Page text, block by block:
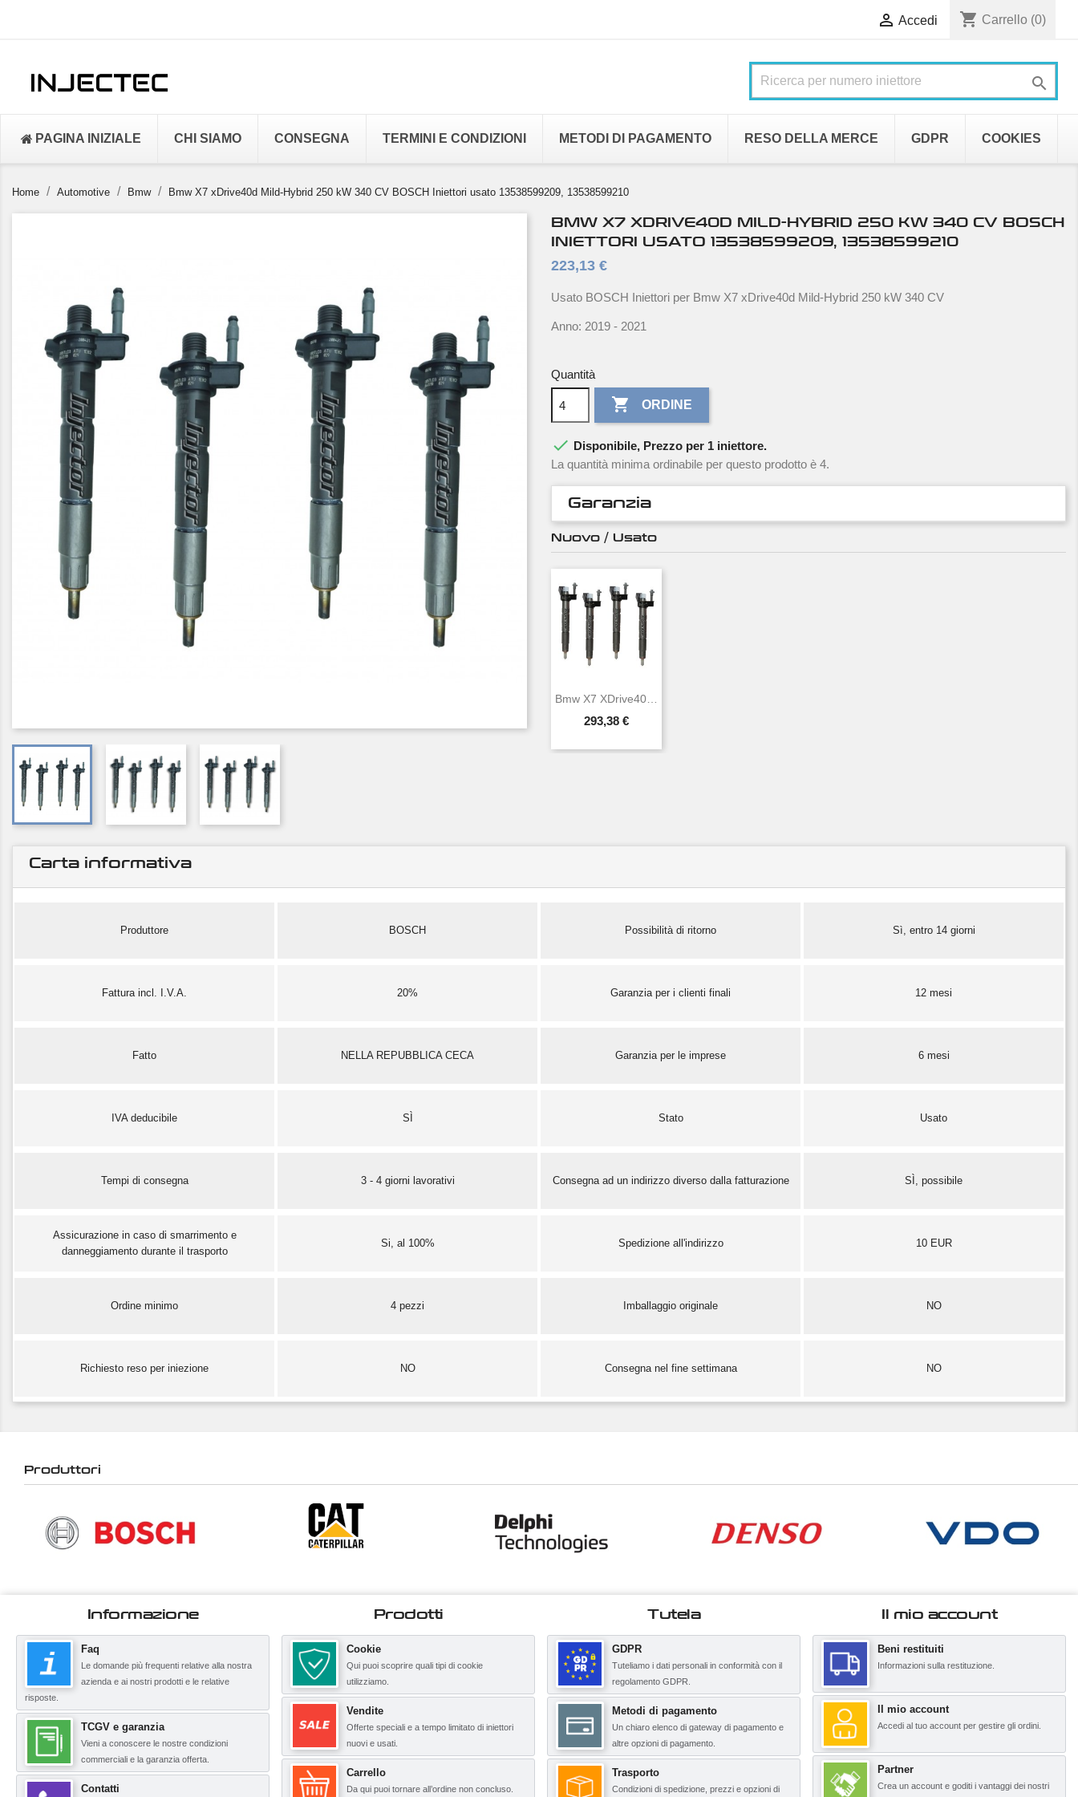
 Accedi shopping_cart Carrello (0)

PAGINA INIZIALE CHI SIAMO CONSEGNA TERMINI E CONDIZIONI METODI DI PAGAMENTO RESO DELLA MERCE GDPR COOKIES
Home Automotive Bmw Bmw X7 xDrive40d Mild-Hybrid 250 kW 340 CV BOSCH Iniettori usato 13538599209, 13538599210
BMW X7 XDRIVE40D MILD-HYBRID 250 KW 340 CV BOSCH
INIETTORI USATO 13538599209, 13538599210
223,13 €
Usato BOSCH Iniettori per Bmw X7 xDrive40d Mild-Hybrid 250 kW 340 CV
Anno: 2019 - 2021
Quantità
 ORDINE
 Disponibile, Prezzo per 1 iniettore.
La quantità minima ordinabile per questo prodotto è 4.
Garanzia
Nuovo / Usato
293,38 €
Carta informativa
Produttore BOSCH Possibilità di ritorno Sì, entro 14 giorni
Fattura incl. I.V.A. 20% Garanzia per i clienti finali 12 mesi
Fatto NELLA REPUBBLICA CECA Garanzia per le imprese 6 mesi
IVA deducibile SÌ Stato Usato
Tempi di consegna 3 - 4 giorni lavorativi Consegna ad un indirizzo diverso dalla fatturazione SÌ, possibile
Assicurazione in caso di smarrimento e
danneggiamento durante il trasporto
Si, al 100% Spedizione all'indirizzo 10 EUR
Ordine minimo 4 pezzi Imballaggio originale NO
Richiesto reso per iniezione NO Consegna nel fine settimana NO
Produttori
Informazione
Faq
Le domande più frequenti relative alla nostra
azienda e ai nostri prodotti e le relative
risposte.
TCGV e garanzia
Vieni a conoscere le nostre condizioni
commerciali e la garanzia offerta.
Contatti
Prodotti
Cookie
Qui puoi scoprire quali tipi di cookie
utilizziamo.
Vendite
Offerte speciali e a tempo limitato di iniettori
nuovi e usati.
Carrello
Da qui puoi tornare all’ordine non concluso.
Tutela
GDPR
Tuteliamo i dati personali in conformità con il
regolamento GDPR.
Metodi di pagamento
Un chiaro elenco di gateway di pagamento e
altre opzioni di pagamento.
Trasporto
Condizioni di spedizione, prezzi e opzioni di
Il mio account
Beni restituiti
Informazioni sulla restituzione.
Il mio account
Accedi al tuo account per gestire gli ordini.
Partner
Crea un account e goditi i vantaggi dei nostri